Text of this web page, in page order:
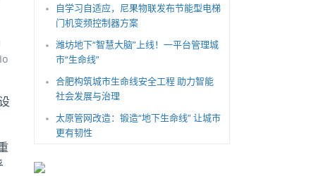
自学习自适应，尼果物联发布节能型电梯
门机变频控制器方案
潍坊地下“智慧大脑”上线！一平台管理城
市“生命线”
合肥构筑城市生命线安全工程 助力智能
社会发展与治理
太原管网改造：锻造“地下生命线” 让城市
更有韧性